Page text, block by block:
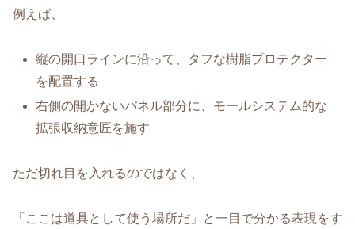
例えば、
縦の開口ラインに沿って、タフな樹脂プロテクター
を配置する
右側の開かないパネル部分に、モールシステム的な
拡張収納意匠を施す
ただ切れ目を入れるのではなく、
「ここは道具として使う場所だ」と一目で分かる表現をす